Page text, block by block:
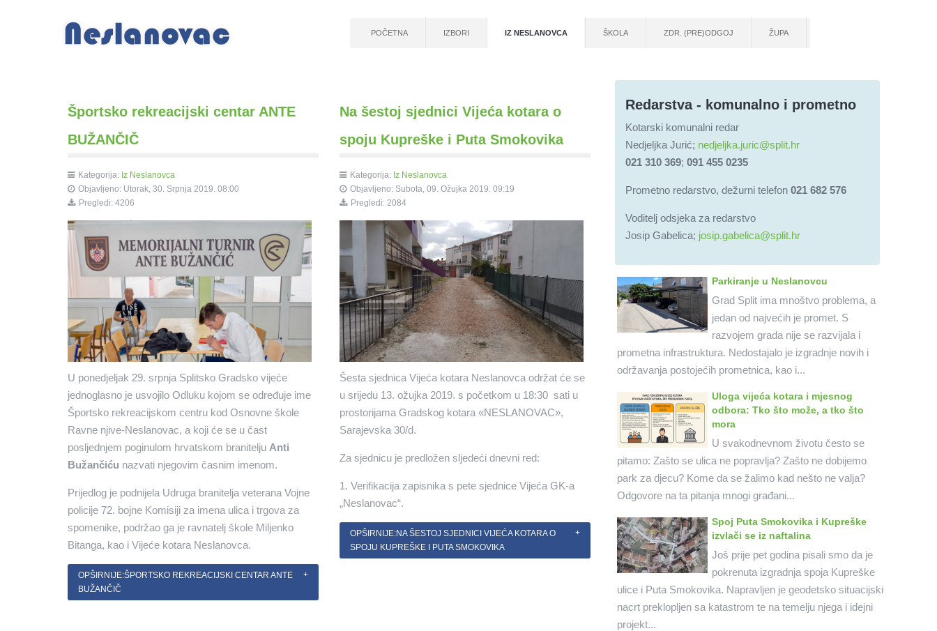
POČETNA IZBORI IZ NESLANOVCA ŠKOLA ZDR. (PRE)ODGOJ ŽUPA
Športsko rekreacijski centar ANTE
BUŽANČIČ
Kategorija: Iz Neslanovca
Objavljeno: Utorak, 30. Srpnja 2019. 08:00
Pregledi: 4206
U ponedjeljak 29. srpnja Splitsko Gradsko vijeće
jednoglasno je usvojilo Odluku kojom se određuje ime
Športsko rekreacijskom centru kod Osnovne škole
Ravne njive-Neslanovac, a koji će se u čast
posljednjem poginulom hrvatskom branitelju Anti
Bužančiću nazvati njegovim časnim imenom.
Prijedlog je podnijela Udruga branitelja veterana Vojne
policije 72. bojne Komisiji za imena ulica i trgova za
spomenike, podržao ga je ravnatelj škole Miljenko
Bitanga, kao i Vijeće kotara Neslanovca.
OPŠIRNIJE:ŠPORTSKO REKREACIJSKI CENTAR ANTE
BUŽANČIČ
Na šestoj sjednici Vijeća kotara o
spoju Kupreške i Puta Smokovika
Kategorija: Iz Neslanovca
Objavljeno: Subota, 09. Ožujka 2019. 09:19
Pregledi: 2084
Šesta sjednica Vijeća kotara Neslanovca održat će se
u srijedu 13. ožujka 2019. s početkom u 18:30 sati u
prostorijama Gradskog kotara «NESLANOVAC»,
Sarajevska 30/d.
Za sjednicu je predložen sljedeći dnevni red:
1. Verifikacija zapisnika s pete sjednice Vijeća GK-a
„Neslanovac“.
OPŠIRNIJE:NA ŠESTOJ SJEDNICI VIJEĆA KOTARA O
SPOJU KUPREŠKE I PUTA SMOKOVIKA
Redarstva - komunalno i prometno
Kotarski komunalni redar
Nedjeljka Jurić; nedjeljka.juric@split.hr
021 310 369; 091 455 0235
Prometno redarstvo, dežurni telefon 021 682 576
Voditelj odsjeka za redarstvo
Josip Gabelica; josip.gabelica@split.hr
Parkiranje u Neslanovcu
Grad Split ima mnoštvo problema, a
jedan od najvećih je promet. S
razvojem grada nije se razvijala i
prometna infrastruktura. Nedostajalo je izgradnje novih i
održavanja postojećih prometnica, kao i...
Uloga vijeća kotara i mjesnog
odbora: Tko što može, a tko što
mora
U svakodnevnom životu često se
pitamo: Zašto se ulica ne popravlja? Zašto ne dobijemo
park za djecu? Kome da se žalimo kad nešto ne valja?
Odgovore na ta pitanja mnogi građani...
Spoj Puta Smokovika i Kupreške
izvlači se iz naftalina
Još prije pet godina pisali smo da je
pokrenuta izgradnja spoja Kupreške
ulice i Puta Smokovika. Napravljen je geodetsko situacijski
nacrt preklopljen sa katastrom te na temelju njega i idejni
projekt...